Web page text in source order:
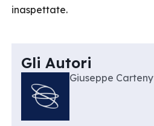
inaspettate.
Gli Autori
Giuseppe Carteny